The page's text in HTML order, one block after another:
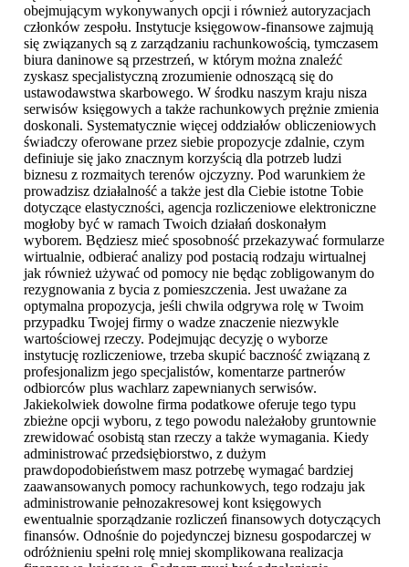
obejmującym wykonywanych opcji i również autoryzacjach
członków zespołu. Instytucje księgowow-finansowe zajmują
się związanych są z zarządzaniu rachunkowością, tymczasem
biura daninowe są przestrzeń, w którym można znaleźć
zyskasz specjalistyczną zrozumienie odnoszącą się do
ustawodawstwa skarbowego. W środku naszym kraju nisza
serwisów księgowych a także rachunkowych prężnie zmienia
doskonali. Systematycznie więcej oddziałów obliczeniowych
świadczy oferowane przez siebie propozycje zdalnie, czym
definiuje się jako znacznym korzyścią dla potrzeb ludzi
biznesu z rozmaitych terenów ojczyzny. Pod warunkiem że
prowadzisz działalność a także jest dla Ciebie istotne Tobie
dotyczące elastyczności, agencja rozliczeniowe elektroniczne
mogłoby być w ramach Twoich działań doskonałym
wyborem. Będziesz mieć sposobność przekazywać formularze
wirtualnie, odbierać analizy pod postacią rodzaju wirtualnej
jak również używać od pomocy nie będąc zobligowanym do
rezygnowania z bycia z pomieszczenia. Jest uważane za
optymalna propozycja, jeśli chwila odgrywa rolę w Twoim
przypadku Twojej firmy o wadze znaczenie niezwykle
wartościowej rzeczy. Podejmując decyzję o wyborze
instytucję rozliczeniowe, trzeba skupić baczność związaną z
profesjonalizm jego specjalistów, komentarze partnerów
odbiorców plus wachlarz zapewnianych serwisów.
Jakiekolwiek dowolne firma podatkowe oferuje tego typu
zbieżne opcji wyboru, z tego powodu należałoby gruntownie
zrewidować osobistą stan rzeczy a także wymagania. Kiedy
administrować przedsiębiorstwo, z dużym
prawdopodobieństwem masz potrzebę wymagać bardziej
zaawansowanych pomocy rachunkowych, tego rodzaju jak
administrowanie pełnozakresowej kont księgowych
ewentualnie sporządzanie rozliczeń finansowych dotyczących
finansów. Odnośnie do pojedynczej biznesu gospodarczej w
odróżnieniu spełni rolę mniej skomplikowana realizacja